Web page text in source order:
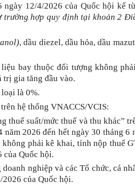
12/4/2026 của Quốc hội kể
trường hợp quy định tại khoản 2
, dầu diezel, dầu hỏa, dầu
bay thuộc đối tượng không
gia tăng đầu vào.
là 0%.
trên hệ thống VNACCS/VCIS:
thuế suất/mức thuế và thu khác”
2026 đến hết ngày 30 tháng 6
phải kê khai, tính nộp thuế
của Quốc hội.
nghiệp và các Tổ chức, cá
của Quốc hội.